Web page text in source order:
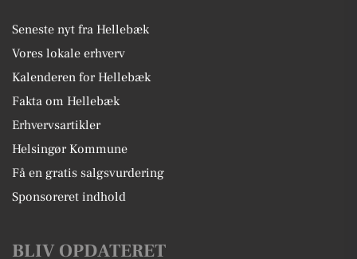
Seneste nyt fra Hellebæk
Vores lokale erhverv
Kalenderen for Hellebæk
Fakta om Hellebæk
Erhvervsartikler
Helsingør Kommune
Få en gratis salgsvurdering
Sponsoreret indhold
BLIV OPDATERET